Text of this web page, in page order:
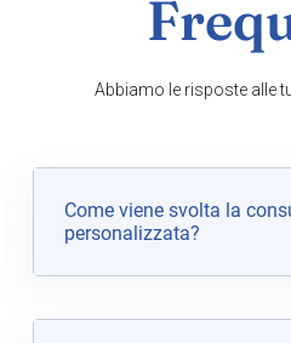
Abbiamo le risposte alle
Come viene svolta la
personalizzata?